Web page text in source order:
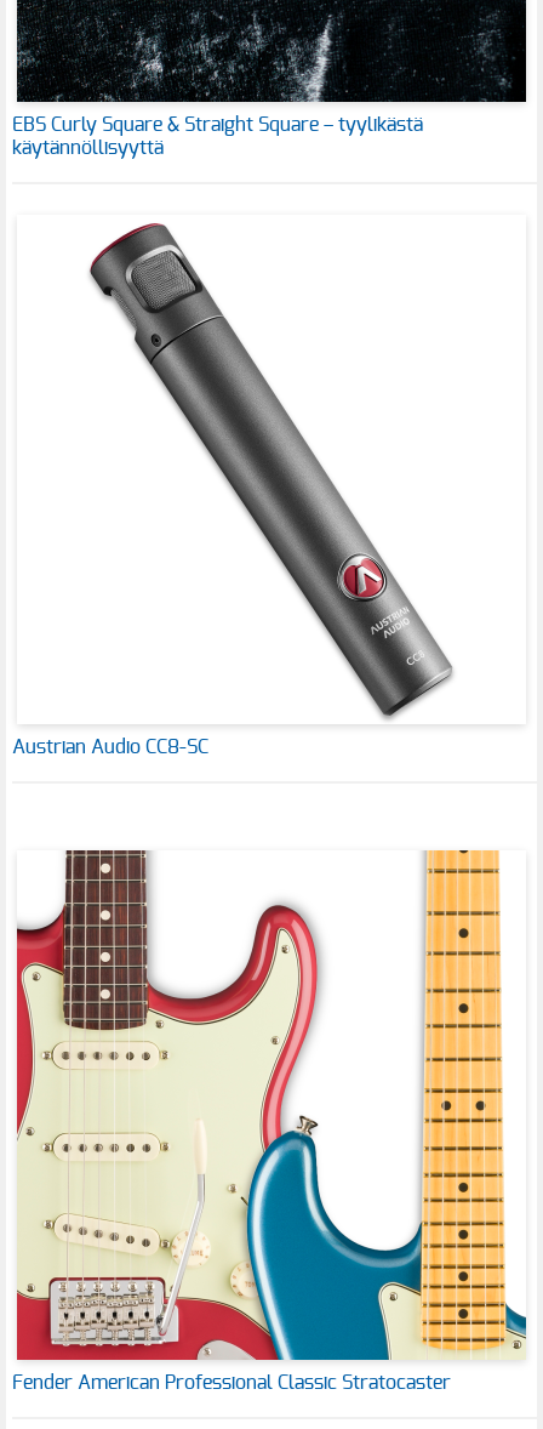
EBS Curly Square & Straight Square – tyylikästä
käytännöllisyyttä
Austrian Audio CC8-SC
Fender American Professional Classic Stratocaster